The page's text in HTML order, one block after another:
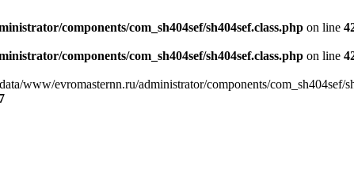
components/com_sh404sef/sh404sef.class.php on line
components/com_sh404sef/sh404sef.class.php on line
www/evromasternn.ru/administrator/components/com_sh404sef/